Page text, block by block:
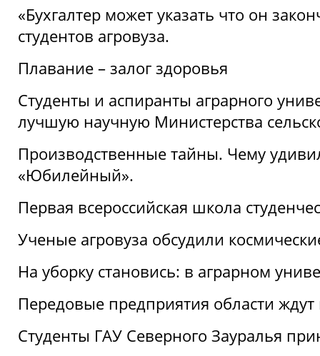
«Бухгалтер может указать что он
студентов агровуза.
Плавание – залог здоровья
Студенты и аспиранты аграрного
лучшую научную Министерства
Производственные тайны. Чему
«Юбилейный».
Первая всероссийская школа
Ученые агровуза обсудили
На уборку становись: в аграрном
Передовые предприятия области ждут
Студенты ГАУ Северного Зауралья